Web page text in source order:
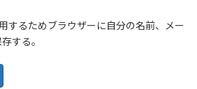
するためブラウザーに自分の名前、メー
する。